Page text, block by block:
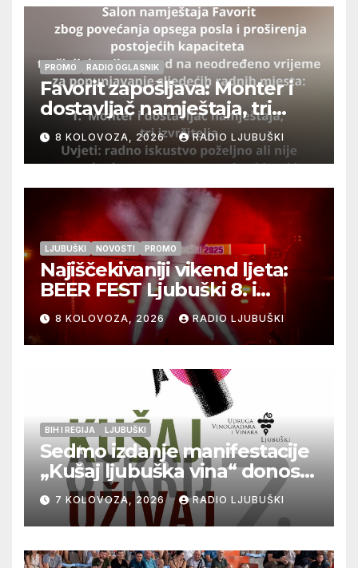
PROMO RADIO OGLASNIK
Favorit zapošljava: Monter i
dostavljač namještaja, tri
izvršitelja
8 KOLOVOZA, 2026 RADIO LJUBUŠKI
LJUBUŠKI NOVOSTI PROMO
Najiščekivaniji vikend ljeta:
BEER FEST Ljubuški 8. i
9.kolovoza
8 KOLOVOZA, 2026 RADIO LJUBUŠKI
BIH I REGIJA LJUBUŠKI
Sedmo izdanje manifestacije
„Kušaj ljubuška vina“ donosi
vrhunska vina, gastronomiju i
glazbu
7 KOLOVOZA, 2026 RADIO LJUBUŠKI